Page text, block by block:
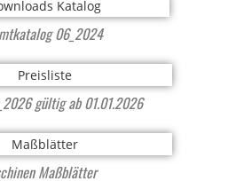
06_2024
gültig ab 01.01.2026
Maßblätter